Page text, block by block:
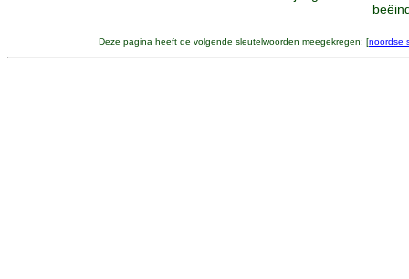
Deze pagina heeft de volgende sleutelwoorden meegekregen: [noordse